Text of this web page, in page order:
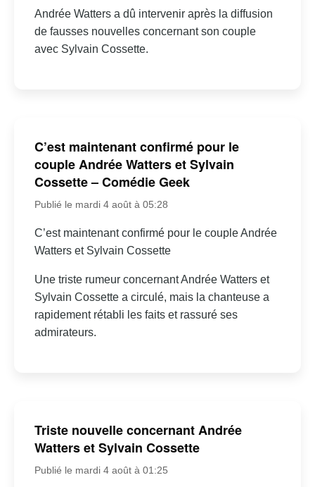
Andrée Watters a dû intervenir après la diffusion
de fausses nouvelles concernant son couple
avec Sylvain Cossette.
C’est maintenant confirmé pour le
couple Andrée Watters et Sylvain
Cossette – Comédie Geek
Publié le mardi 4 août à 05:28
C’est maintenant confirmé pour le couple Andrée
Watters et Sylvain Cossette
Une triste rumeur concernant Andrée Watters et
Sylvain Cossette a circulé, mais la chanteuse a
rapidement rétabli les faits et rassuré ses
admirateurs.
Triste nouvelle concernant Andrée
Watters et Sylvain Cossette
Publié le mardi 4 août à 01:25